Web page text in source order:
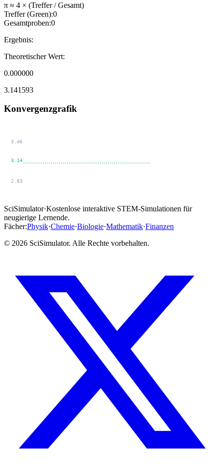
π ≈ 4 × (Treffer / Gesamt)
Treffer(Green):0
Gesamtproben:0
Ergebnis:
Theoretischer Wert:
0.000000
3.141593
Konvergenzgrafik
SciSimulator·Kostenlose interaktive STEM-Simulationen für
neugierige Lernende.
Fächer:Physik·Chemie·Biologie·Mathematik·Finanzen
© 2026 SciSimulator. Alle Rechte vorbehalten.